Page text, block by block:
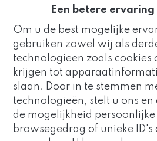
Een betere ervaring
Om u de best mogelijke
gebruiken zowel wij als
technologieën zoals cookies
krijgen tot
slaan. Door in te stemmen
technologieën, stelt u ons
de mogelijkheid persoonlijke
browsegedrag of unieke ID's
Kantoor
ZUIDRAND
Strijderstraat
Goed